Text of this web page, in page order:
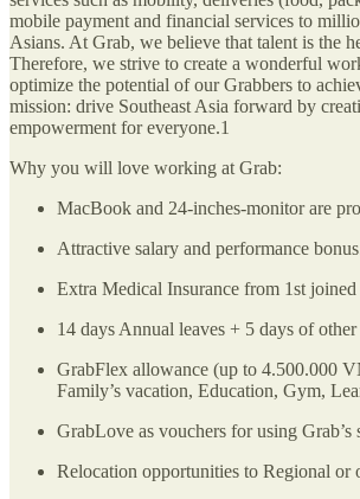
mobile payment and financial services to
Asians. At Grab, we believe that talent is the
Therefore, we strive to create a wonderful
optimize the potential of our Grabbers to
mission: drive Southeast Asia forward by
empowerment for everyone.1
Why you will love working at Grab:
MacBook and 24-inches-monitor are
Attractive salary and performance
Extra Medical Insurance from 1st joined
14 days Annual leaves + 5 days of other
GrabFlex allowance (up to 4.500.000
Family’s vacation, Education, Gym,
GrabLove as vouchers for using Grab’s
Relocation opportunities to Regional or